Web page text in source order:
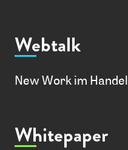
Webtalk
New Work im Handel
Whitepaper